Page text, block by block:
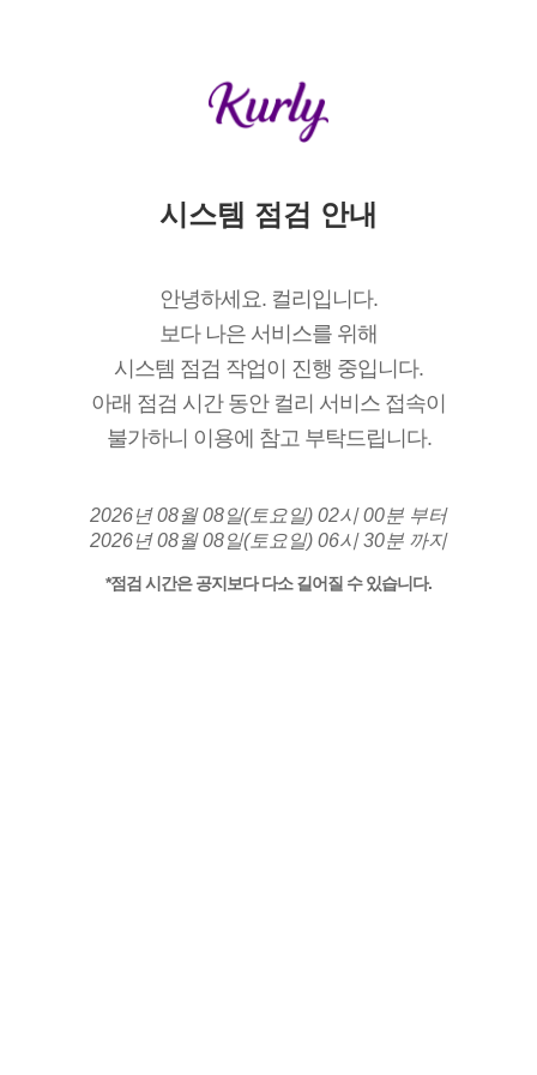
시스템 점검 안내
안녕하세요. 컬리입니다.
보다 나은 서비스를 위해
시스템 점검 작업이 진행 중입니다.
아래 점검 시간 동안 컬리 서비스 접속이
불가하니 이용에 참고 부탁드립니다.
2026년 08월 08일(토요일) 02시 00분 부터
2026년 08월 08일(토요일) 06시 30분 까지
*점검 시간은 공지보다 다소 길어질 수 있습니다.